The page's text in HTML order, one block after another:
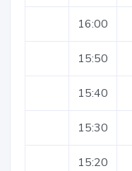
16:00
15:50
15:40
15:30
15:20